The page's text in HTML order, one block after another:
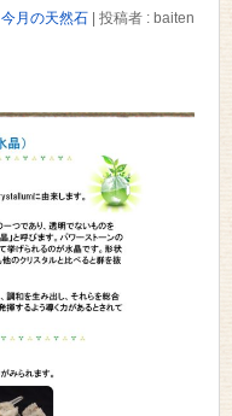
今月の天然石 投稿者 : baiten